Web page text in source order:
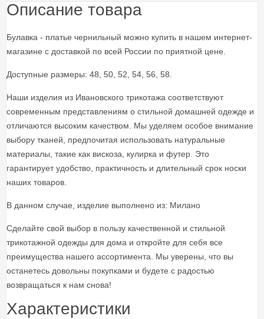
Описание товара
Булавка - платье чернильный можно купить в нашем интернет-
магазине с доставкой по всей России по приятной цене.
Доступные размеры: 48, 50, 52, 54, 56, 58.
Наши изделия из Ивановского трикотажа соответствуют
современным представлениям о стильной домашней одежде и
отличаются высоким качеством. Мы уделяем особое внимание
выбору тканей, предпочитая использовать натуральные
материалы, такие как вискоза, кулирка и футер. Это
гарантирует удобство, практичность и длительный срок носки
наших товаров.
В данном случае, изделие выполнено из: Милано
Сделайте свой выбор в пользу качественной и стильной
трикотажной одежды для дома и откройте для себя все
преимущества нашего ассортимента. Мы уверены, что вы
останетесь довольны покупками и будете с радостью
возвращаться к нам снова!
Характеристики